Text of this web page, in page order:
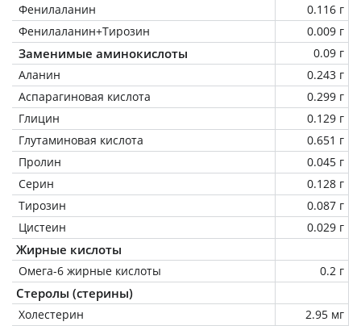
Фенилаланин
0.116 г
Фенилаланин+Тирозин
0.009 г
Заменимые аминокислоты
0.09 г
Аланин
0.243 г
Аспарагиновая кислота
0.299 г
Глицин
0.129 г
Глутаминовая кислота
0.651 г
Пролин
0.045 г
Серин
0.128 г
Тирозин
0.087 г
Цистеин
0.029 г
Жирные кислоты
Омега-6 жирные кислоты 0.2 г
Стеролы (стерины)
Холестерин
2.95 мг